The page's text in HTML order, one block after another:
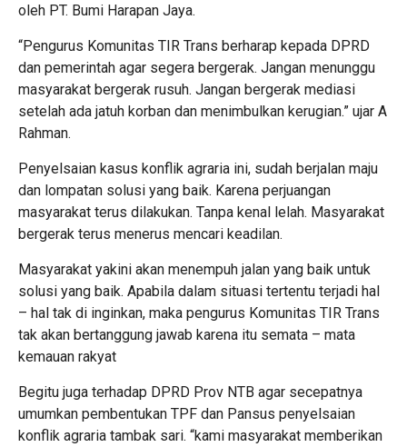
oleh PT. Bumi Harapan Jaya.
“Pengurus Komunitas TIR Trans berharap kepada DPRD
dan pemerintah agar segera bergerak. Jangan menunggu
masyarakat bergerak rusuh. Jangan bergerak mediasi
setelah ada jatuh korban dan menimbulkan kerugian.” ujar A
Rahman.
Penyelsaian kasus konflik agraria ini, sudah berjalan maju
dan lompatan solusi yang baik. Karena perjuangan
masyarakat terus dilakukan. Tanpa kenal lelah. Masyarakat
bergerak terus menerus mencari keadilan.
Masyarakat yakini akan menempuh jalan yang baik untuk
solusi yang baik. Apabila dalam situasi tertentu terjadi hal
– hal tak di inginkan, maka pengurus Komunitas TIR Trans
tak akan bertanggung jawab karena itu semata – mata
kemauan rakyat
Begitu juga terhadap DPRD Prov NTB agar secepatnya
umumkan pembentukan TPF dan Pansus penyelsaian
konflik agraria tambak sari. “kami masyarakat memberikan